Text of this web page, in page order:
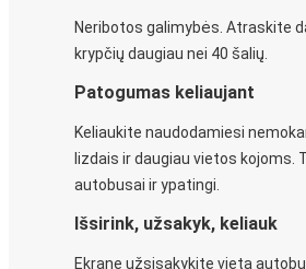
Neribotos galimybės. Atraskite
krypčių daugiau nei 40 šalių.
Patogumas keliaujant
Keliaukite naudodamiesi
lizdais ir daugiau vietos kojoms.
autobusai ir ypatingi.
Išsirink, užsakyk, keliauk
Ekrane užsisakykite vietą